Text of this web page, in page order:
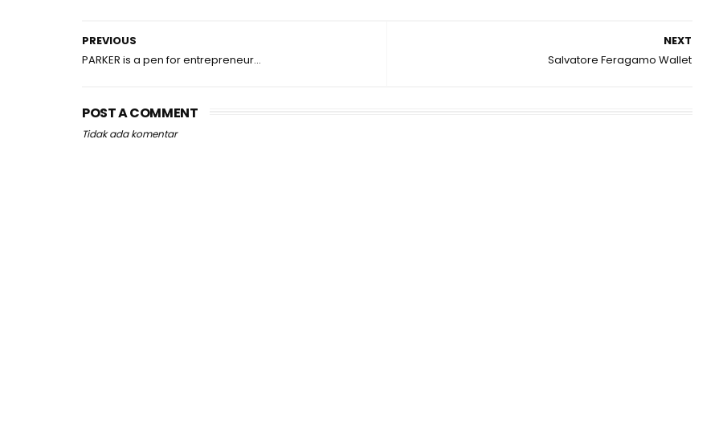
NEXT
Salvatore Feragamo Wallet
PREVIOUS
PARKER is a pen for entrepreneur...
POST A COMMENT
Tidak ada komentar